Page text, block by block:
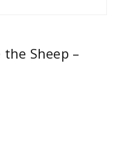
Sheep –